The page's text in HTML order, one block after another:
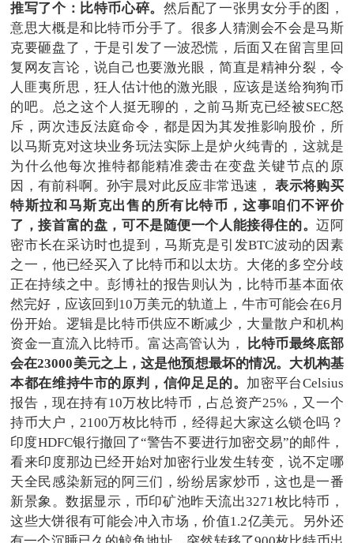
推写了个：比特币心碎。 然后配了一张男女分手的图，
意思大概是和比特币分手了。很多人猜测会不会是马斯
克要砸盘了，于是引发了一波恐慌，后面又在留言里回
复网友言论，说自己也要激光眼，简直是精神分裂，令
人匪夷所思，狂人估计他的激光眼，应该是送给狗狗币
的吧。总之这个人挺无聊的，之前马斯克已经被SEC怒
斥，两次违反法庭命令，都是因为其发推影响股价，所
以马斯克对这块业务玩法实际上是炉火纯青的，这就是
为什么他每次推特都能精准袭击在变盘关键节点的原
因，有前科啊。孙宇晨对此反应非常迅速，表示将购买
特斯拉和马斯克出售的所有比特币，这事咱们不评价
了，接首富的盘，可不是随便一个人能接得住的。迈阿
密市长在采访时也提到，马斯克是引发BTC波动的因素
之一，他已经买入了比特币和以太坊。大佬的多空分歧
正在持续之中。彭博社的报告则认为，比特币基本面依
然完好，应该回到10万美元的轨道上，牛市可能会在6月
份开始。逻辑是比特币供应不断减少，大量散户和机构
资金一直流入比特币。富达高管认为，
比特币最终底部
会在23000美元之上，这是他预想最坏的情况。大机构基
本都在维持牛市的原判，信仰足足的。 加密平台Celsius
报告，现在持有10万枚比特币，占总资产25%，又一个
持币大户，2100万枚比特币，经得起大家这么锁仓吗？
印度HDFC银行撤回了“警告不要进行加密交易”的邮件，
看来印度那边已经开始对加密行业发生转变，说不定哪
天全民感染新冠的阿三们，纷纷居家炒币，这也是一番
新景象。数据显示，币印矿池昨天流出3271枚比特币，
这些大饼很有可能会冲入市场，价值1.2亿美元。另外还